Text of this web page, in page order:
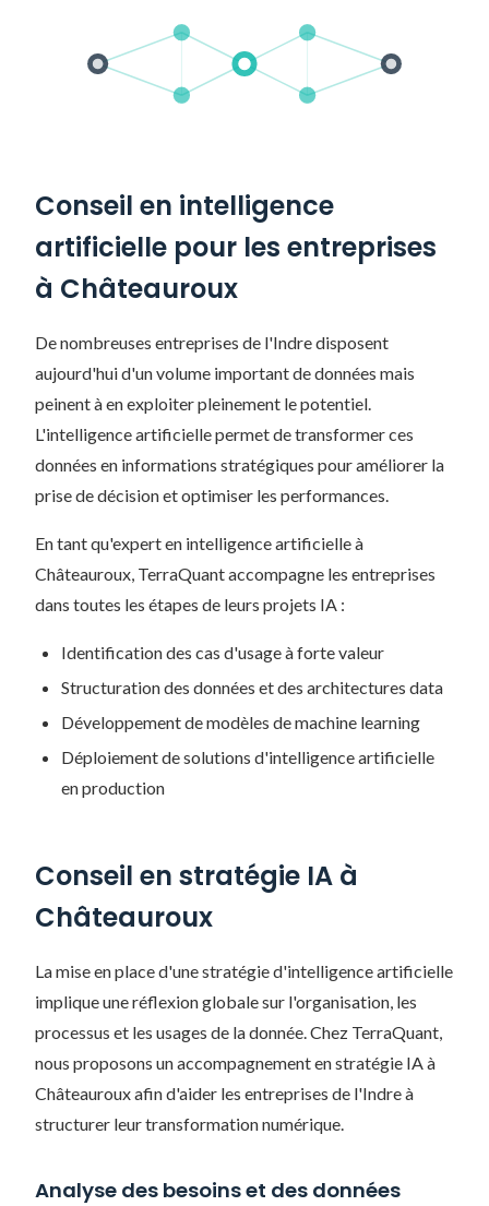
Conseil en intelligence
artificielle pour les entreprises
à Châteauroux
De nombreuses entreprises de l'Indre disposent
aujourd'hui d'un volume important de données mais
peinent à en exploiter pleinement le potentiel.
L'intelligence artificielle permet de transformer ces
données en informations stratégiques pour améliorer la
prise de décision et optimiser les performances.
En tant qu'expert en intelligence artificielle à
Châteauroux, TerraQuant accompagne les entreprises
dans toutes les étapes de leurs projets IA :
Identification des cas d'usage à forte valeur
Structuration des données et des architectures data
Développement de modèles de machine learning
Déploiement de solutions d'intelligence artificielle
en production
Conseil en stratégie IA à
Châteauroux
La mise en place d'une stratégie d'intelligence artificielle
implique une réflexion globale sur l'organisation, les
processus et les usages de la donnée. Chez TerraQuant,
nous proposons un accompagnement en stratégie IA à
Châteauroux afin d'aider les entreprises de l'Indre à
structurer leur transformation numérique.
Analyse des besoins et des données